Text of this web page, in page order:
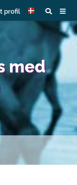
profil
med